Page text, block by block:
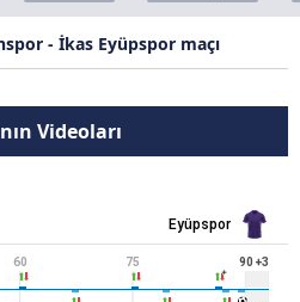
- İkas Eyüpspor maçı
Videoları
Eyüpspor
60 75 +3
90